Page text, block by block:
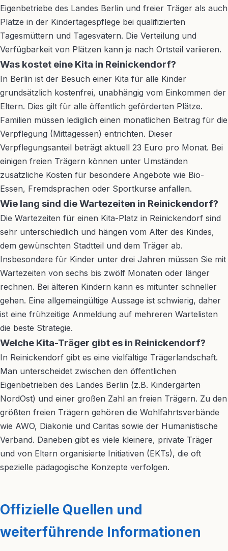
Eigenbetriebe des Landes Berlin und freier Träger als auch
Plätze in der Kindertagespflege bei qualifizierten
Tagesmüttern und Tagesvätern. Die Verteilung und
Verfügbarkeit von Plätzen kann je nach Ortsteil variieren.
Was kostet eine Kita in Reinickendorf?
In Berlin ist der Besuch einer Kita für alle Kinder
grundsätzlich kostenfrei, unabhängig vom Einkommen der
Eltern. Dies gilt für alle öffentlich geförderten Plätze.
Familien müssen lediglich einen monatlichen Beitrag für die
Verpflegung (Mittagessen) entrichten. Dieser
Verpflegungsanteil beträgt aktuell 23 Euro pro Monat. Bei
einigen freien Trägern können unter Umständen
zusätzliche Kosten für besondere Angebote wie Bio-
Essen, Fremdsprachen oder Sportkurse anfallen.
Wie lang sind die Wartezeiten in Reinickendorf?
Die Wartezeiten für einen Kita-Platz in Reinickendorf sind
sehr unterschiedlich und hängen vom Alter des Kindes,
dem gewünschten Stadtteil und dem Träger ab.
Insbesondere für Kinder unter drei Jahren müssen Sie mit
Wartezeiten von sechs bis zwölf Monaten oder länger
rechnen. Bei älteren Kindern kann es mitunter schneller
gehen. Eine allgemeingültige Aussage ist schwierig, daher
ist eine frühzeitige Anmeldung auf mehreren Wartelisten
die beste Strategie.
Welche Kita-Träger gibt es in Reinickendorf?
In Reinickendorf gibt es eine vielfältige Trägerlandschaft.
Man unterscheidet zwischen den öffentlichen
Eigenbetrieben des Landes Berlin (z.B. Kindergärten
NordOst) und einer großen Zahl an freien Trägern. Zu den
größten freien Trägern gehören die Wohlfahrtsverbände
wie AWO, Diakonie und Caritas sowie der Humanistische
Verband. Daneben gibt es viele kleinere, private Träger
und von Eltern organisierte Initiativen (EKTs), die oft
spezielle pädagogische Konzepte verfolgen.
Offizielle Quellen und
weiterführende Informationen